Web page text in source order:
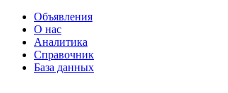
Объявления
О нас
Аналитика
Справочник
База данных